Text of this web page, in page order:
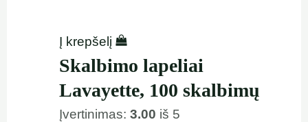
Į krepšelį
Skalbimo lapeliai
Lavayette, 100 skalbimų
Įvertinimas:3.00 iš 5